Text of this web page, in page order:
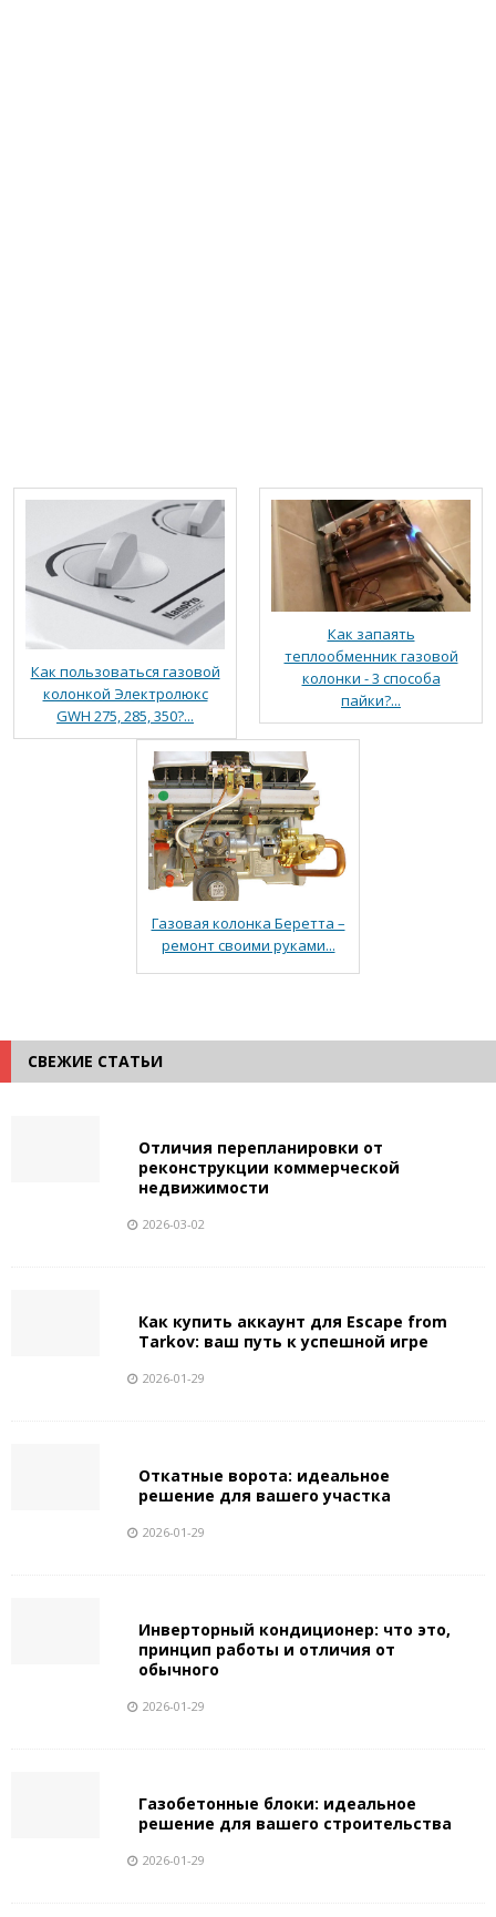
Как пользоваться газовой
колонкой Электролюкс
GWH 275, 285, 350?...
Как запаять
теплообменник газовой
колонки - 3 способа
пайки?...
Газовая колонка Беретта –
ремонт своими руками...
СВЕЖИЕ СТАТЬИ
Отличия перепланировки от
реконструкции коммерческой
недвижимости
2026-03-02
Как купить аккаунт для Escape from
Tarkov: ваш путь к успешной игре
2026-01-29
Откатные ворота: идеальное
решение для вашего участка
2026-01-29
Инверторный кондиционер: что это,
принцип работы и отличия от
обычного
2026-01-29
Газобетонные блоки: идеальное
решение для вашего строительства
2026-01-29